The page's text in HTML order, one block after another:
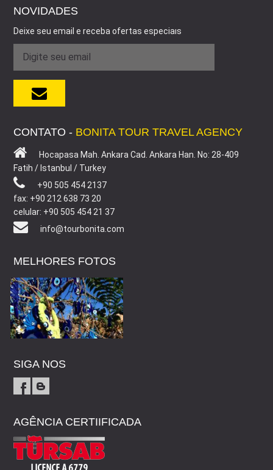
NOVIDADES
Deixe seu email e receba ofertas especiaıs
CONTATO - BONITA TOUR TRAVEL AGENCY
Hocapasa Mah. Ankara Cad. Ankara Han. No: 28-409
Fatih / Istanbul / Turkey
+90 505 454 2137
fax: +90 212 638 73 20
celular: +90 505 454 21 37
info@tourbonita.com
MELHORES FOTOS
SIGA NOS
AGÊNCIA CERTIIFICADA